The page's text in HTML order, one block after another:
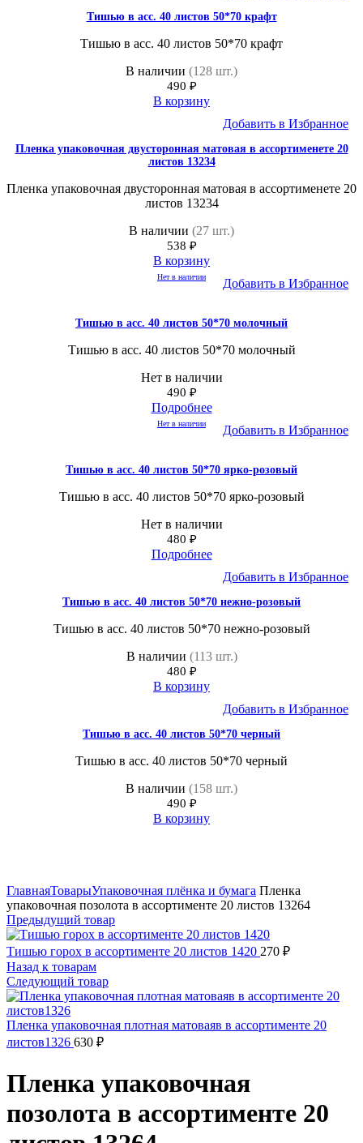
Тишью в асс. 40 листов 50*70 крафт
Тишью в асс. 40 листов 50*70 крафт
В наличии (128 шт.)
490 ₽
В корзину
Добавить в Избранное
Пленка упаковочная двусторонная матовая в ассортименете 20
листов 13234
Пленка упаковочная двусторонная матовая в ассортименете 20
листов 13234
В наличии (27 шт.)
538 ₽
В корзину
Нет в наличии Добавить в Избранное
Тишью в асс. 40 листов 50*70 молочный
Тишью в асс. 40 листов 50*70 молочный
Нет в наличии
490 ₽
Подробнее
Нет в наличии Добавить в Избранное
Тишью в асс. 40 листов 50*70 ярко-розовый
Тишью в асс. 40 листов 50*70 ярко-розовый
Нет в наличии
480 ₽
Подробнее
Добавить в Избранное
Тишью в асс. 40 листов 50*70 нежно-розовый
Тишью в асс. 40 листов 50*70 нежно-розовый
В наличии (113 шт.)
480 ₽
В корзину
Добавить в Избранное
Тишью в асс. 40 листов 50*70 черный
Тишью в асс. 40 листов 50*70 черный
В наличии (158 шт.)
490 ₽
В корзину
ГлавнаяТоварыУпаковочная плёнка и бумага Пленка
упаковочная позолота в ассортименте 20 листов 13264
Предыдущий товар
Тишью горох в ассортименте 20 листов 1420 270 ₽
Назад к товарам
Следующий товар
Пленка упаковочная плотная матоваяв в ассортименте 20
листов1326 630 ₽
Пленка упаковочная
позолота в ассортименте 20